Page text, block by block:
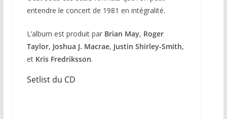
entendre le concert de 1981 en intégralité.
L’album est produit par Brian May, Roger
Taylor, Joshua J. Macrae, Justin Shirley-Smith,
et Kris Fredriksson.
Setlist du CD